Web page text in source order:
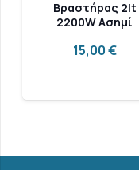
Βραστήρας 2lt
2200W Ασημί
15,00€